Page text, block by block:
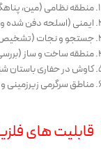
منطقه نظامی (مین،
ایمنی (اسلحه دفن
جستجو و نجات (تشخیص
منطقه ساخت و ساز
کاوش در حفاری باستان
مناطق سرگرمی زیرزمینی
قابلیت های